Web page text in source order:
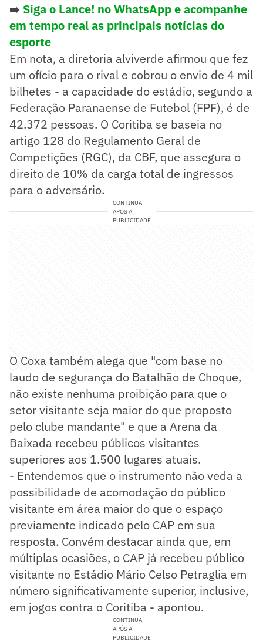
➡️ Siga o Lance! no WhatsApp e acompanhe
em tempo real as principais notícias do
esporte
Em nota, a diretoria alviverde afirmou que fez
um ofício para o rival e cobrou o envio de 4 mil
bilhetes - a capacidade do estádio, segundo a
Federação Paranaense de Futebol (FPF), é de
42.372 pessoas. O Coritiba se baseia no
artigo 128 do Regulamento Geral de
Competições (RGC), da CBF, que assegura o
direito de 10% da carga total de ingressos
para o adversário.
CONTINUA
APÓS A
PUBLICIDADE
O Coxa também alega que "com base no
laudo de segurança do Batalhão de Choque,
não existe nenhuma proibição para que o
setor visitante seja maior do que proposto
pelo clube mandante" e que a Arena da
Baixada recebeu públicos visitantes
superiores aos 1.500 lugares atuais.
- Entendemos que o instrumento não veda a
possibilidade de acomodação do público
visitante em área maior do que o espaço
previamente indicado pelo CAP em sua
resposta. Convém destacar ainda que, em
múltiplas ocasiões, o CAP já recebeu público
visitante no Estádio Mário Celso Petraglia em
número significativamente superior, inclusive,
em jogos contra o Coritiba - apontou.
CONTINUA
APÓS A
PUBLICIDADE